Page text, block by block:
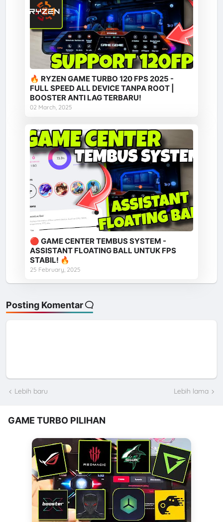
🔥 RYZEN GAME TURBO 120 FPS 2025 -
FULL SPEED ALL DEVICE TANPA ROOT |
BOOSTER ANTI LAG TERBARU!
02 March, 2025
🔴 GAME CENTER TEMBUS SYSTEM -
ASSISTANT FLOATING BALL UNTUK FPS
STABIL! 🔥
25 February, 2025
Posting Komentar
Lebih baru Lebih lama
GAME TURBO PILIHAN